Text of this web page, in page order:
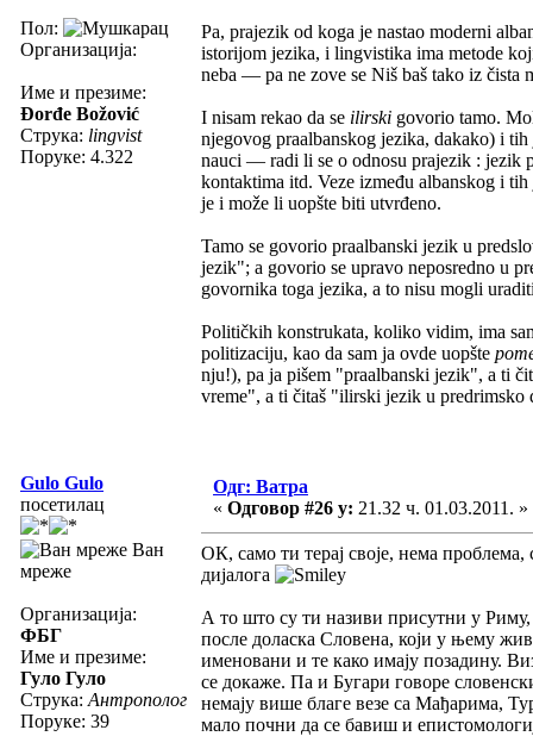
Пол:
Организација:
Име и презиме:
Đorđe Božović
Струка: lingvist
Поруке: 4.322
Pa, prajezik od koga je nastao moderni
istorijom jezika, i lingvistika ima metode
neba — pa ne zove se Niš baš tako iz čista
I nisam rekao da se ilirski govorio tamo.
njegovog praalbanskog jezika, dakako) i
nauci — radi li se o odnosu prajezik : jezik
kontaktima itd. Veze između albanskog i
je i može li uopšte biti utvrđeno.
Tamo se govorio praalbanski jezik u
jezik"; a govorio se upravo neposredno u
govornika toga jezika, a to nisu mogli
Političkih konstrukata, koliko vidim, ima
politizaciju, kao da sam ja ovde uopšte
nju!), pa ja pišem "praalbanski jezik", a ti
vreme", a ti čitaš "ilirski jezik u
Gulo Gulo
посетилац
Ван
мреже
Организација:
ФБГ
Име и презиме:
Гуло Гуло
Струка: Антрополог
Поруке: 39
Одг: Ватра
« Одговор #26 у: 21.32 ч. 01.03.2011. »
ОК, само ти терај своје, нема
дијалога
А то што су ти називи присутни у
после доласка Словена, који у њему
именовани и те како имају позадину.
се докаже. Па и Бугари говоре
немају више благе везе са Мађарима,
мало почни да се бавиш и